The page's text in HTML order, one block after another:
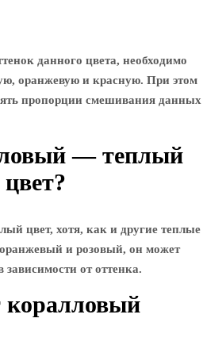
данного цвета, необходимо
оранжевую и красную. При этом
пропорции смешивания данных
— теплый
цвет, хотя, как и другие теплые
и розовый, он может
от оттенка.